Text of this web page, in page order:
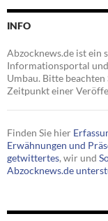
INFO
Abzocknews.de ist ein
Informationsportal
Umbau. Bitte beachten
Zeitpunkt einer
Finden Sie hier
Erwähnungen und
getwittertes, wir und
Abzocknews.de